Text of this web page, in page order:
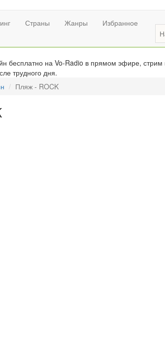
Страны Жанры Избранное
бесплатно на Vo-Radio в прямом эфире, стрим
трудного дня.
Пляж - ROCK